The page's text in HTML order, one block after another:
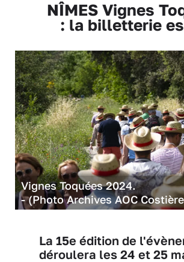
NÎMES Vignes
: la billetterie
Vignes Toquées 2024.
- (Photo Archives AOC
La 15e édition de
déroulera les 24 et 25